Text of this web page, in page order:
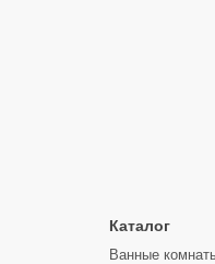
Каталог
Ванные